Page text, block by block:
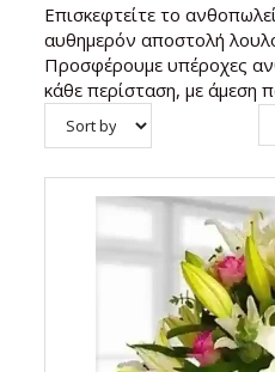
Επισκεφτείτε το
αυθημερόν αποστολή
Προσφέρουμε υπέροχες
κάθε περίσταση, με άμεση